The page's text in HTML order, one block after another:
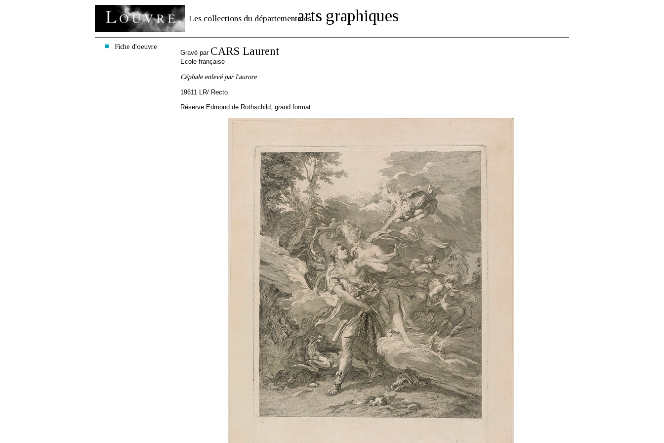
Les collections du département desarts graphiques
Fiche d'oeuvre
Gravé par CARS Laurent
Ecole française
Céphale enlevé par l'aurore
19611 LR/ Recto
Réserve Edmond de Rothschild, grand format